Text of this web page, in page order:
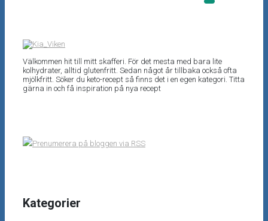
Välkommen hit till mitt skafferi. För det mesta med bara lite
kolhydrater, alltid glutenfritt. Sedan något år tillbaka också ofta
mjölkfritt. Söker du keto-recept så finns det i en egen kategori. Titta
gärna in och få inspiration på nya recept
Prenumerera på bloggen via RSS
Kategorier